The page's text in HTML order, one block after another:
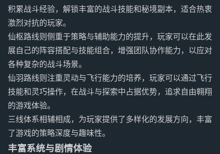
积累战斗经验，解锁丰富的战斗技能和秘境副本，适合热衷
激烈对抗的玩家。
仙枢路线则侧重于策略与辅助能力的提升，玩家可以在此发
展自己的阵容搭配与技能组合，增强团队协作能力，以应对
各种复杂的战斗场景。
仙羽路线则注重灵动与飞行能力的培养，玩家可以通过飞行
技能和灵巧操作，在战斗与探索中占据优势，追求自由翱翔
的游戏体验。
三线体系相辅相成，为玩家提供了多样化的发展方向，丰富
了游戏的策略深度与趣味性。
丰富系统与剧情体验